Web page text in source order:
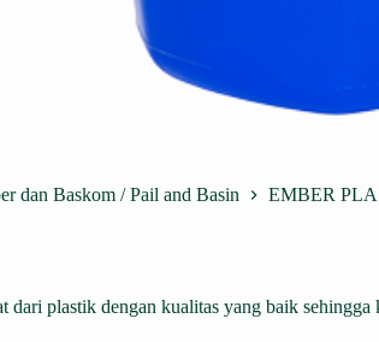
dan Baskom / Pail and Basin EMBER
plastik dengan kualitas yang baik sehingga